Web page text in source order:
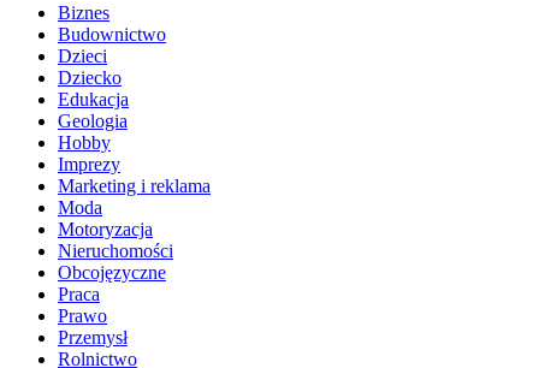
Biznes
Budownictwo
Dzieci
Dziecko
Edukacja
Geologia
Hobby
Imprezy
Marketing i reklama
Moda
Motoryzacja
Nieruchomości
Obcojęzyczne
Praca
Prawo
Przemysł
Rolnictwo